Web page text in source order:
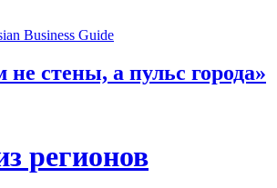
Business Guide
стены, а пульс города»
регионов